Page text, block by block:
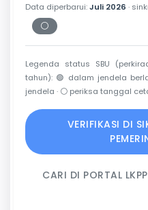
Data diperbarui:Juli 2026 ·
⚪
Periksa tanggal cetak
Legenda status SBU
tahun): 🟢 dalam jendela
jendela · ⚪ periksa tanggal
VERIFIKASI DI
CARI DI PORTAL